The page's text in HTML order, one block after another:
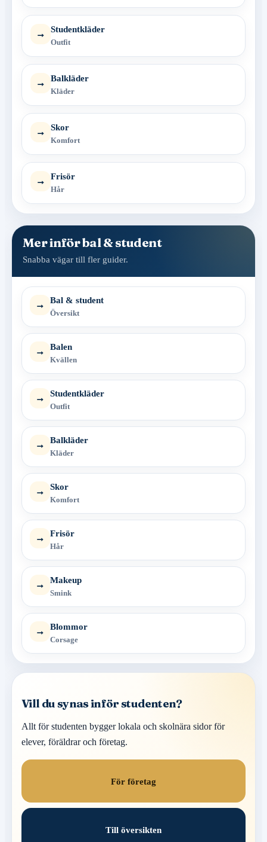
→ Studentkläder
Outfit
→ Balkläder
Kläder
→ Skor
Komfort
→ Frisör
Hår
Mer inför bal & student
Snabba vägar till fler guider.
→ Bal & student
Översikt
→ Balen
Kvällen
→ Studentkläder
Outfit
→ Balkläder
Kläder
→ Skor
Komfort
→ Frisör
Hår
→ Makeup
Smink
→ Blommor
Corsage
Vill du synas inför studenten?
Allt för studenten bygger lokala och skolnära sidor för
elever, föräldrar och företag.
För företag
Till översikten